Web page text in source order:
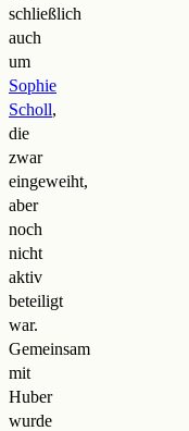
schließlich
auch
um
Sophie
Scholl,
die
zwar
eingeweiht,
aber
noch
nicht
aktiv
beteiligt
war.
Gemeinsam
mit
Huber
wurde